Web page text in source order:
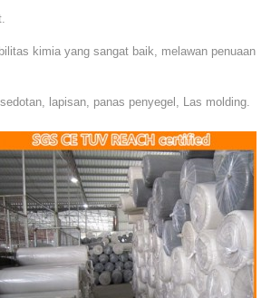
kimia yang sangat baik, melawan penuaan
lapisan, panas penyegel, Las molding.